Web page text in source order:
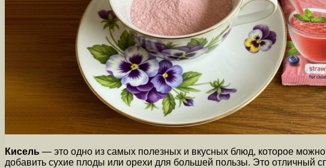
Кисель — это одно из самых полезных и вкусных блюд, которое
добавить сухие плоды или орехи для большей пользы. Это отличный